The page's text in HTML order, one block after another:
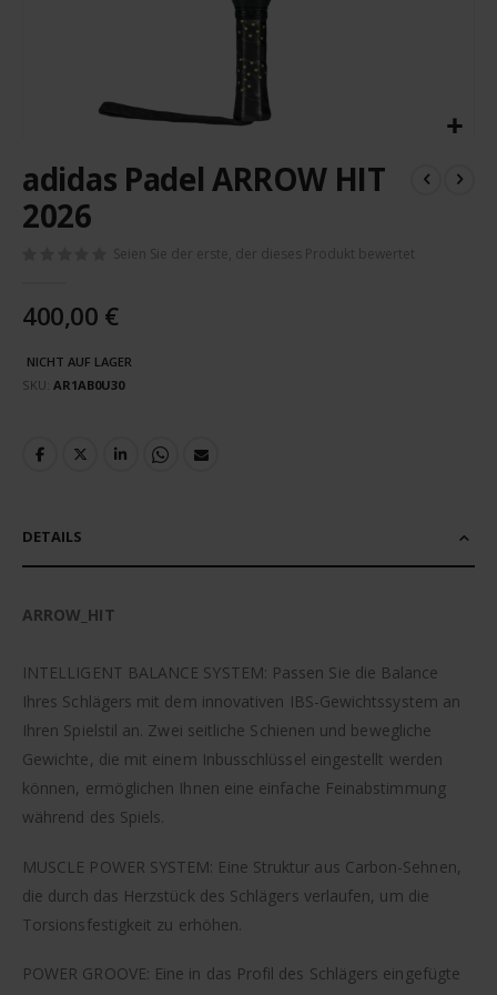
Anfang
der
Bildergalerie
adidas Padel ARROW HIT
2026
Seien Sie der erste, der dieses Produkt bewertet
400,00 €
NICHT AUF LAGER
SKU AR1AB0U30
DETAILS
ARROW_HIT
INTELLIGENT BALANCE SYSTEM: Passen Sie die Balance
Ihres Schlägers mit dem innovativen IBS-Gewichtssystem an
Ihren Spielstil an. Zwei seitliche Schienen und bewegliche
Gewichte, die mit einem Inbusschlüssel eingestellt werden
können, ermöglichen Ihnen eine einfache Feinabstimmung
während des Spiels.
MUSCLE POWER SYSTEM: Eine Struktur aus Carbon-Sehnen,
die durch das Herzstück des Schlägers verlaufen, um die
Torsionsfestigkeit zu erhöhen.
POWER GROOVE: Eine in das Profil des Schlägers eingefügte